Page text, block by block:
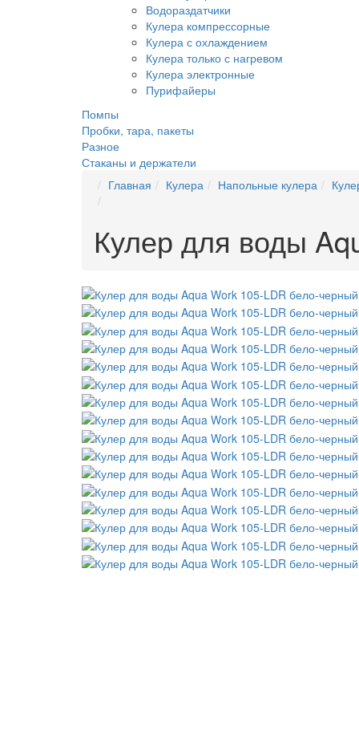
Водораздатчики
Кулера компрессорные
Кулера с охлаждением
Кулера только с нагревом
Кулера электронные
Пурифайеры
Помпы
Пробки, тара, пакеты
Разное
Стаканы и держатели
Главная
Кулера Напольные кулера
Кулер для воды